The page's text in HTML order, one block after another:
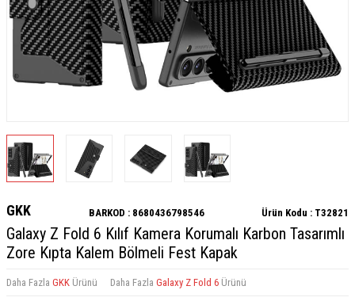
GKK BARKOD : 8680436798546 Ürün Kodu : T32821
Galaxy Z Fold 6 Kılıf Kamera Korumalı Karbon Tasarımlı
Zore Kıpta Kalem Bölmeli Fest Kapak
Daha Fazla GKK Ürünü Daha Fazla Galaxy Z Fold 6 Ürünü